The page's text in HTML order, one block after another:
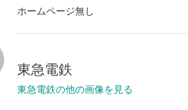
ホームページ無し
東急電鉄
東急電鉄の他の画像を見る